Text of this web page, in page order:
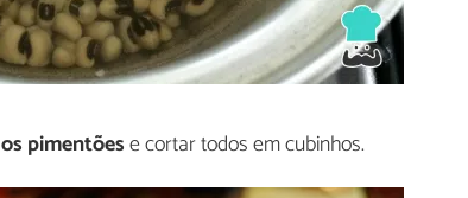
os pimentõese cortar todos em cubinhos.